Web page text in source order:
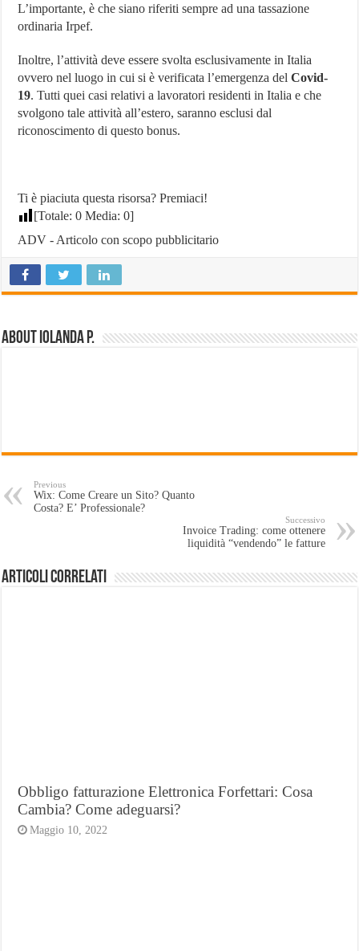
L’importante, è che siano riferiti sempre ad una tassazione
ordinaria Irpef.
Inoltre, l’attività deve essere svolta esclusivamente in Italia
ovvero nel luogo in cui si è verificata l’emergenza delCovid-
19. Tutti quei casi relativi a lavoratori residenti in Italia e che
svolgono tale attività all’estero, saranno esclusi dal
riconoscimento di questo bonus.
Ti è piaciuta questa risorsa? Premiaci!
[Totale:0 Media:0]
ADV - Articolo con scopo pubblicitario
About Iolanda P.
Previous
Wix: Come Creare un Sito? Quanto
Costa? E’ Professionale?
Successivo
Invoice Trading: come ottenere
liquidità “vendendo” le fatture
Articoli Correlati
Obbligo fatturazione Elettronica Forfettari: Cosa
Cambia? Come adeguarsi?
Maggio 10, 2022